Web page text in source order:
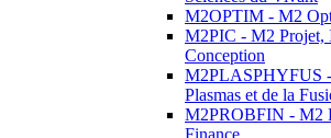
M2OPTIM - M2
M2PIC - M2 Projet,
Conception
M2PLASPHYFUS
Plasmas et de la
M2PROBFIN - M2
Finance